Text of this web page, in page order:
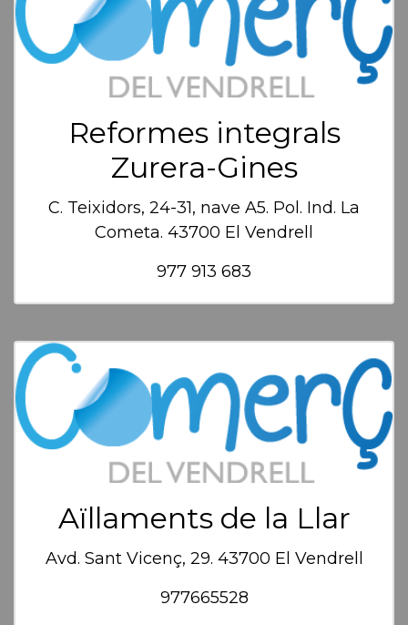
Reformes integrals
Zurera-Gines
C. Teixidors, 24-31, nave A5. Pol. Ind. La
Cometa. 43700 El Vendrell
977 913 683
Aïllaments de la Llar
Avd. Sant Vicenç, 29. 43700 El Vendrell
977665528